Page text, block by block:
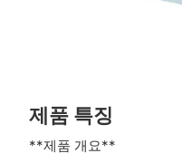
제품 특징
**제품 개요**